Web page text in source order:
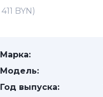
BYN)
Марка:
Модель:
Год выпуска: